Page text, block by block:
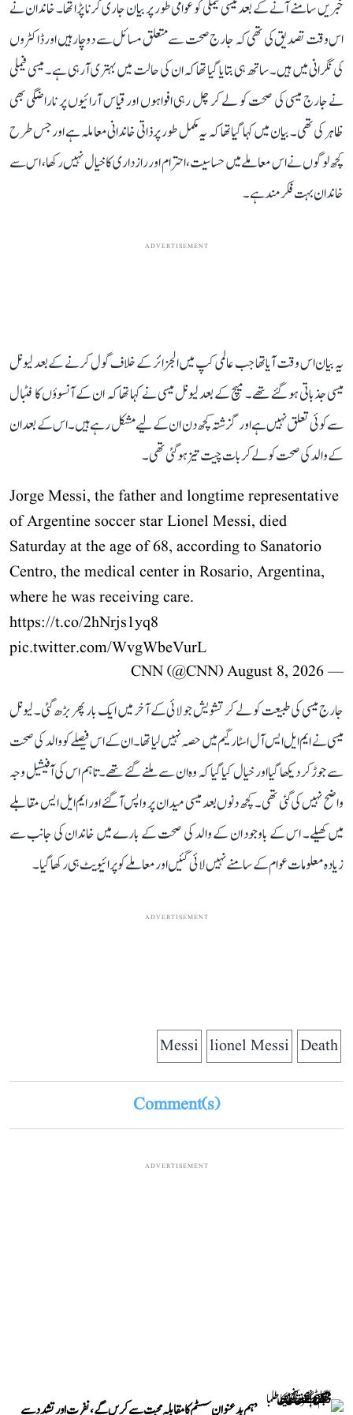
خبریں سامنے آنے کے بعد میسی فیملی کو عوامی طور پر بیان جاری کرنا پڑا تھا۔ خاندان نے
اس وقت تصدیق کی تھی کہ جارج صحت سے متعلق مسائل سے دوچار ہیں اور ڈاکٹروں
کی نگرانی میں ہیں۔ ساتھ ہی بتایا گیا تھا کہ ان کی حالت میں بہتری آ رہی ہے۔ میسی فیملی
نے جارج میسی کی صحت کو لے کر چل رہی افواہوں اور قیاس آرائیوں پر ناراضگی بھی
ظاہر کی تھی۔ بیان میں کہا گیا تھا کہ یہ مکمل طور پر ذاتی خاندانی معاملہ ہے اور جس طرح
کچھ لوگوں نے اس معاملے میں حساسیت، احترام اور رازداری کا خیال نہیں رکھا، اس سے
خاندان بہت فکرمند ہے۔
ADVERTISEMENT
یہ بیان اس وقت آیا تھا جب عالمی کپ میں الجزائر کے خلاف گول کرنے کے بعد لیونل
میسی جذباتی ہو گئے تھے۔ میچ کے بعد لیونل میسی نے کہا تھا کہ ان کے آنسوؤں کا فٹبال
سے کوئی تعلق نہیں ہے اور گزشتہ کچھ دن ان کے لیے مشکل رہے ہیں۔ اس کے بعد ان
کے والد کی صحت کو لے کر بات چیت تیز ہو گئی تھی۔
Jorge Messi, the father and longtime representative
of Argentine soccer star Lionel Messi, died
Saturday at the age of 68, according to Sanatorio
Centro, the medical center in Rosario, Argentina,
where he was receiving care.
https://t.co/2hNrjs1yq8
pic.twitter.com/WvgWbeVurL
— CNN (@CNN)
August 8, 2026
جارج میسی کی طبیعت کو لے کر تشویش جولائی کے آخر میں ایک بار پھر بڑھ گئی۔ لیونل
میسی نے ایم ایل ایس آل اسٹار گیم میں حصہ نہیں لیا تھا۔ ان کے اس فیصلے کو والد کی صحت
سے جوڑ کر دیکھا گیا اور خیال کیا گیا کہ وہ ان سے ملنے گئے تھے۔ تاہم اس کی آفیشیل وجہ
واضح نہیں کی گئی تھی۔ کچھ دنوں بعد میسی میدان پر واپس آ گئے اور ایم ایل ایس مقابلے
میں کھیلے۔ اس کے باوجود ان کے والد کی صحت کے بارے میں خاندان کی جانب سے
زیادہ معلومات عوام کے سامنے نہیں لائی گئیں اور معاملے کو پرائیویٹ ہی رکھا گیا۔
ADVERTISEMENT
Death
lionel Messi
Messi
Comment(s)
ADVERTISEMENT
’ہم بدعنوان سسٹم کا مقابلہ محبت سے کریں گے، نفرت اور تشدد سے